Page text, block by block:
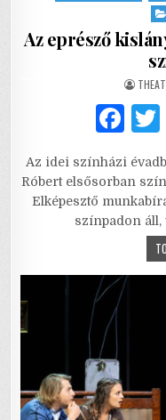
Az eprésző
F
c
e
b
Az idei színházi
Róbert elsősorban
Elképesztő
színpadon áll,